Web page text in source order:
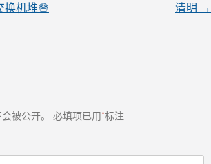
换机堆叠
清明 →
被公开。 必填项已用*标注